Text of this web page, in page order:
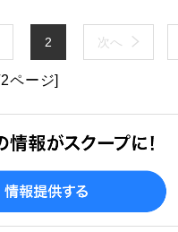
2 次へ
ページ]